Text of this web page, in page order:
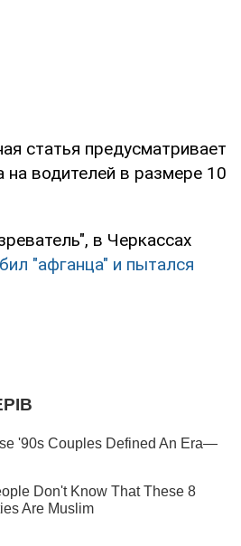
статья предусматривает
водителей в размере 10
в Черкассах
"афганца" и пытался